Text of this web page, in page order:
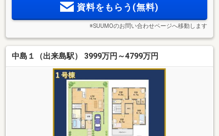
資料をもらう(無料)
※SUUMOのお問い合わせページへ移動します
中島１（出来島駅） 3999万円～4799万円